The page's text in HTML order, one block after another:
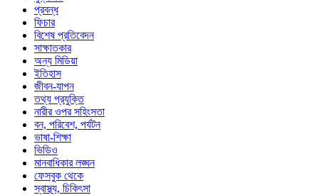
প্রবন্ধ
ফিচার
বিশেষ প্রতিবেদন
সাক্ষাতকার
অন্য মিডিয়া
ইতিহাস
জীবন-যাপন
তথ্য প্রযুক্তি
নারীর ওপর সহিংসতা
বন, পরিবেশ, পর্যটন
ভাষা-শিক্ষা
ভিডিও
মানবাধিকার লঙ্ঘন
ফেসবুক থেকে
স্বাস্থ্য, চিকিৎসা